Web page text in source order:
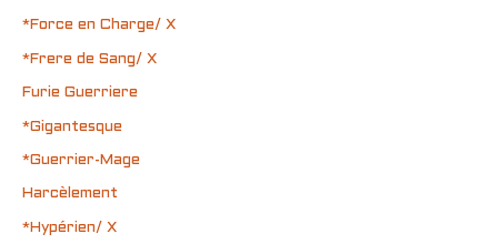
*Force en Charge/ X
*Frere de Sang/ X
Furie Guerriere
*Gigantesque
*Guerrier-Mage
Harcèlement
*Hypérien/ X